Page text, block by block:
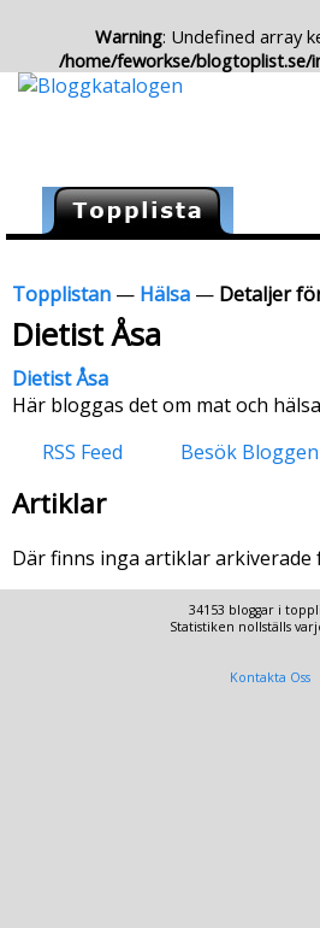
Warning: Undefined array
/home/feworkse/blogtoplist.se/
Topplistan — Hälsa — Detaljer
Dietist Åsa
Dietist Åsa
Här bloggas det om mat och
RSS Feed
Besök Bloggen
Artiklar
Där finns inga artiklar arkiverade
34153 bloggar i
Statistiken nollställs
Kontakta Oss